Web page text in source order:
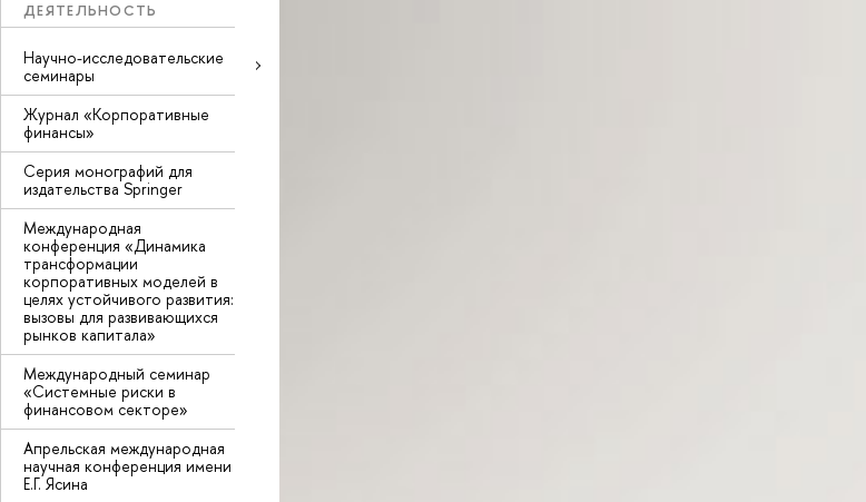
ДЕЯТЕЛЬНОСТЬ
Научно-исследовательские
семинары
Журнал «Корпоративные
финансы»
Серия монографий для
издательства Springer
Международная
конференция «Динамика
трансформации
корпоративных моделей в
целях устойчивого развития:
вызовы для развивающихся
рынков капитала»
Международный семинар
«Системные риски в
финансовом секторе»
Апрельская международная
научная конференция имени
Е.Г. Ясина